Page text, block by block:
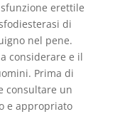
erettile
di
nel pene.
considerare e il
Prima di
consultare un
e appropriato